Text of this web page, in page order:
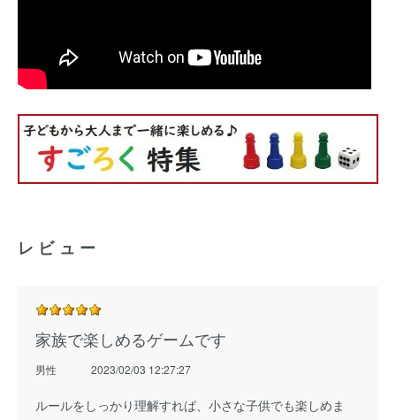
レビュー
家族で楽しめるゲームです
男性 2023/02/03 12:27:27
ルールをしっかり理解すれば、小さな子供でも楽しめま